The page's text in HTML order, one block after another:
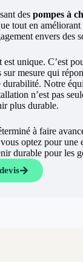
des pompes à
tout en
envers des
unique. C’est
mesure qui
Notre
n’est pas
plus durable.
à faire
optez pour une
durable pour les